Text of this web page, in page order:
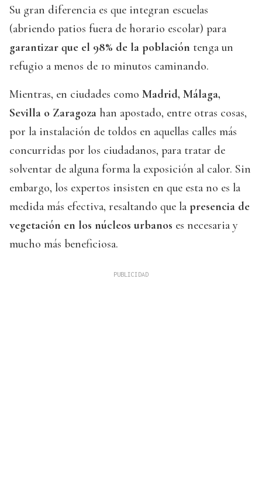
Su gran diferencia es que integran escuelas
(abriendo patios fuera de horario escolar) para
garantizar que el 98% de la población tenga un
refugio a menos de 10 minutos caminando.
Mientras, en ciudades como Madrid, Málaga,
Sevilla o Zaragoza han apostado, entre otras cosas,
por la instalación de toldos en aquellas calles más
concurridas por los ciudadanos, para tratar de
solventar de alguna forma la exposición al calor. Sin
embargo, los expertos insisten en que esta no es la
medida más efectiva, resaltando que la presencia de
vegetación en los núcleos urbanos es necesaria y
mucho más beneficiosa.